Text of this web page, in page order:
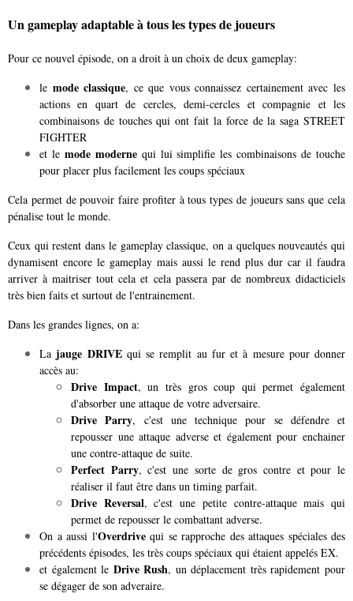
Un gameplay adaptable à tous les types de joueurs
Pour ce nouvel épisode, on a droit à un choix de deux gameplay:
le mode classique, ce que vous connaissez certainement avec les
actions en quart de cercles, demi-cercles et compagnie et les
combinaisons de touches qui ont fait la force de la saga STREET
FIGHTER
et le mode modernequi lui simplifie les combinaisons de touche
pour placer plus facilement les coups spéciaux
Cela permet de pouvoir faire profiter à tous types de joueurs sans que cela
pénalise tout le monde.
Ceux qui restent dans le gameplay classique, on a quelques nouveautés qui
dynamisent encore le gameplay mais aussi le rend plus dur car il faudra
arriver à maitriser tout cela et cela passera par de nombreux didacticiels
très bien faits et surtout de l'entrainement.
Dans les grandes lignes, on a:
La jauge DRIVEqui se remplit au fur et à mesure pour donner
accès au:
Drive Impact, un très gros coup qui permet également
d'absorber une attaque de votre adversaire.
Drive Parry, c'est une technique pour se défendre et
repousser une attaque adverse et également pour enchainer
une contre-attaque de suite.
Perfect Parry, c'est une sorte de gros contre et pour le
réaliser il faut être dans un timing parfait.
Drive Reversal, c'est une petite contre-attaque mais qui
permet de repousser le combattant adverse.
On a aussi l'Overdrivequi se rapproche des attaques spéciales des
précédents épisodes, les très coups spéciaux qui étaient appelés EX.
et également le Drive Rush, un déplacement très rapidement pour
se dégager de son adveraire.